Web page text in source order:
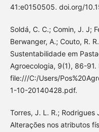
41:e0150505. doi.org/
Soldá, C. C.; Comin, J. J;
Berwanger, A.; Couto, R.
Sustentabilidade em
Agroecologia, 9(1), 86-91.
file:///C:/Users/
1-10-20140428.pdf.
Torres, J. L. R.; Rodrigues
Alterações nos atributos